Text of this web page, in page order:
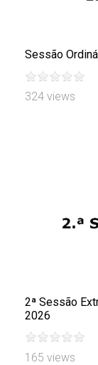
Sessão
324 views
2ª Sessão
2026
165 views